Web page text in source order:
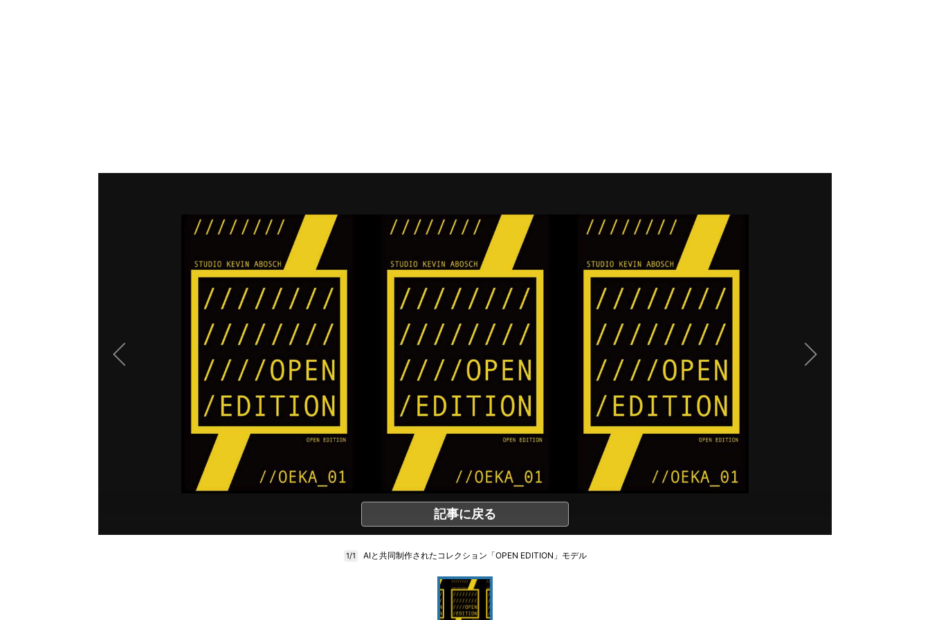
記事に戻る
1/1 AIと共同制作されたコレクション「OPEN EDITION」モデル